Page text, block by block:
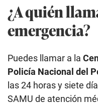
¿A quién
emergencia?
Puedes llamar a la
Policía Nacional del
las 24 horas y siete
SAMU de atención